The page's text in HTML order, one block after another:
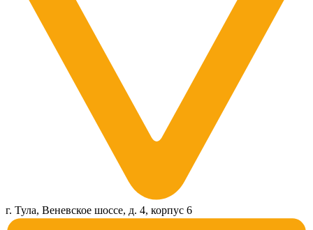
г. Тула, Веневское шоссе, д. 4, корпус 6